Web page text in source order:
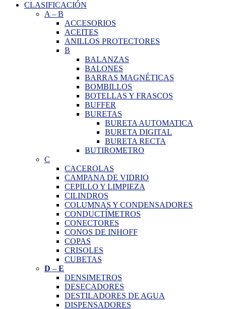
CLASIFICACIÓN
A– B
ACCESORIOS
ACEITES
ANILLOS PROTECTORES
B
BALANZAS
BALONES
BARRAS MAGNÉTICAS
BOMBILLOS
BOTELLAS Y FRASCOS
BUFFER
BURETAS
BURETA AUTOMATICA
BURETA DIGITAL
BURETA RECTA
BUTIROMETRO
C
CACEROLAS
CAMPANA DE VIDRIO
CEPILLO Y LIMPIEZA
CILINDROS
COLUMNAS Y CONDENSADORES
CONDUCTÍMETROS
CONECTORES
CONOS DE INHOFF
COPAS
CRISOLES
CUBETAS
D – E
DENSIMETROS
DESECADORES
DESTILADORES DE AGUA
DISPENSADORES